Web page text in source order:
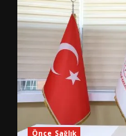
Önce Sağlık